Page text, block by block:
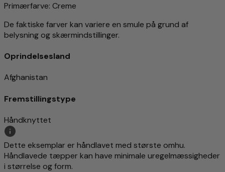
Primærfarve: Creme
De faktiske farver kan variere en smule på grund af
belysning og skærmindstillinger.
Oprindelsesland
Afghanistan
Fremstillingstype
Håndknyttet
Dette eksemplar er håndlavet med største omhu.
Håndlavede tæpper kan have minimale uregelmæssigheder
i størrelse og form.